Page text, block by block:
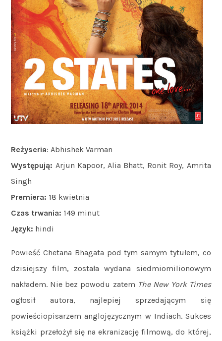
Reżyseria: Abhishek Varman
Występują: Arjun Kapoor, Alia Bhatt, Ronit Roy, Amrita
Singh
Premiera: 18 kwietnia
Czas trwania: 149 minut
Język: hindi
Powieść Chetana Bhagata pod tym samym tytułem, co
dzisiejszy film, została wydana siedmiomilionowym
nakładem. Nie bez powodu zatem The New York Times
ogłosił autora, najlepiej sprzedającym się
powieściopisarzem anglojęzycznym w Indiach. Sukces
książki przełożył się na ekranizację filmową, do której,